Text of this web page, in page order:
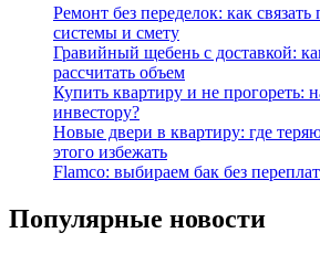
Ремонт без переделок: как
системы и смету
Гравийный щебень с доставкой:
рассчитать объем
Купить квартиру и не прогореть:
инвестору?
Новые двери в квартиру: где
этого избежать
Flamco: выбираем бак без
Популярные новости